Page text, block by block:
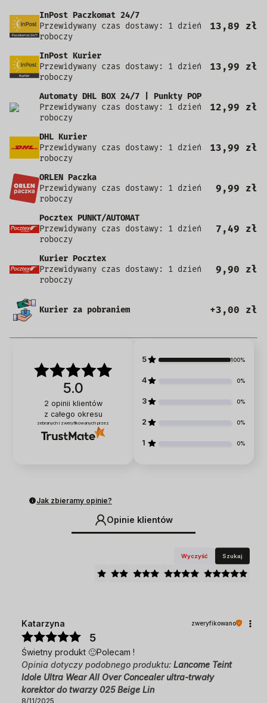
InPost Paczkomat 24/7
Przewidywany czas dostawy: 1 dzień
roboczy
13,89 zł
InPost Kurier
Przewidywany czas dostawy: 1 dzień
roboczy
13,99 zł
Automaty DHL BOX 24/7 | Punkty POP
Przewidywany czas dostawy: 1 dzień
roboczy
12,99 zł
DHL Kurier
Przewidywany czas dostawy: 1 dzień
roboczy
13,99 zł
ORLEN Paczka
Przewidywany czas dostawy: 1 dzień
roboczy
9,99 zł
Pocztex PUNKT/AUTOMAT
Przewidywany czas dostawy: 1 dzień
roboczy
7,49 zł
Kurier Pocztex
Przewidywany czas dostawy: 1 dzień
roboczy
9,90 zł
Kurier za pobraniem +3,00 zł
5.0
2 opinii klientów
z całego okresu
zebranych i zweryfikowanych przez
5 100%
4 0%
3 0%
2 0%
1 0%
Jak zbieramy opinie?
Opinie klientów
Wyczyść Szukaj
Katarzyna zweryfikowano
5
Świetny produkt 🙂Polecam !
Opinia dotyczy podobnego produktu: Lancome Teint
Idole Ultra Wear All Over Concealer ultra-trwały
korektor do twarzy 025 Beige Lin
8/11/2025